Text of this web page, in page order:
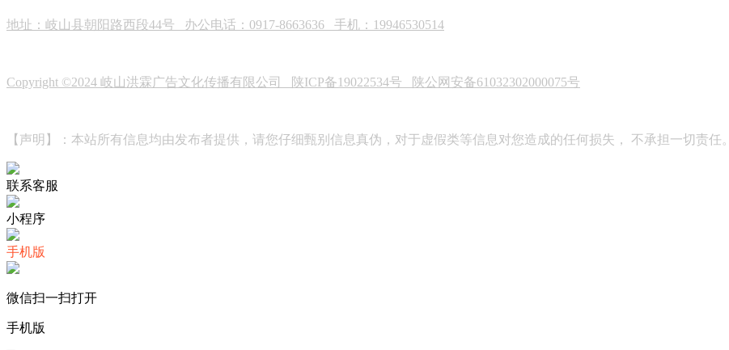
地址：岐山县朝阳路西段44号 办公电话：0917-8663636 手机：19946530514
Copyright ©2024 岐山洪霖广告文化传播有限公司 陕ICP备19022534号 陕公网安备61032302000075号
【声明】：本站所有信息均由发布者提供，请您仔细甄别信息真伪，对于虚假类等信息对您造成的任何损失， 不承担一切责任。
联系客服
小程序
手机版
微信扫一扫打开
手机版